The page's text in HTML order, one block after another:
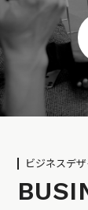
ビジネスデ